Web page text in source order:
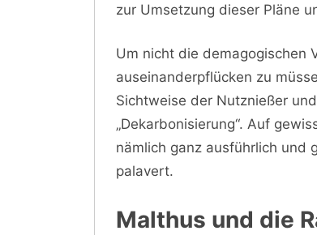
zur Umsetzung dieser Pläne
Um nicht die demagogischen
auseinanderpflücken zu
Sichtweise der Nutznießer
„Dekarbonisierung“. Auf
nämlich ganz ausführlich und
palavert.
Malthus und die